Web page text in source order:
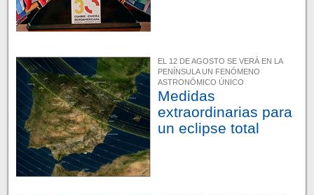
EL 12 DE AGOSTO SE VERÁ EN LA
PENÍNSULA UN FENÓMENO
ASTRONÓMICO ÚNICO
Medidas
extraordinarias para
un eclipse total